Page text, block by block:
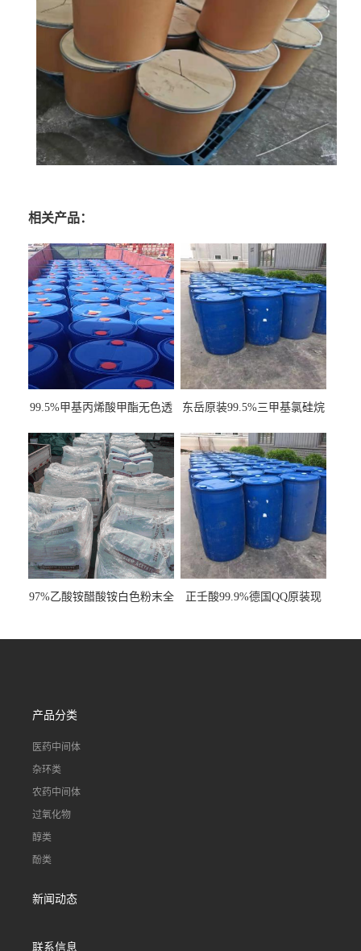
相关产品：
99.5%甲基丙烯酸甲酯无色透
东岳原装99.5%三甲基氯硅烷
97%乙酸铵醋酸铵白色粉末全
正壬酸99.9%德国QQ原装现
产品分类
医药中间体
杂环类
农药中间体
过氧化物
醇类
酚类
新闻动态
联系信息